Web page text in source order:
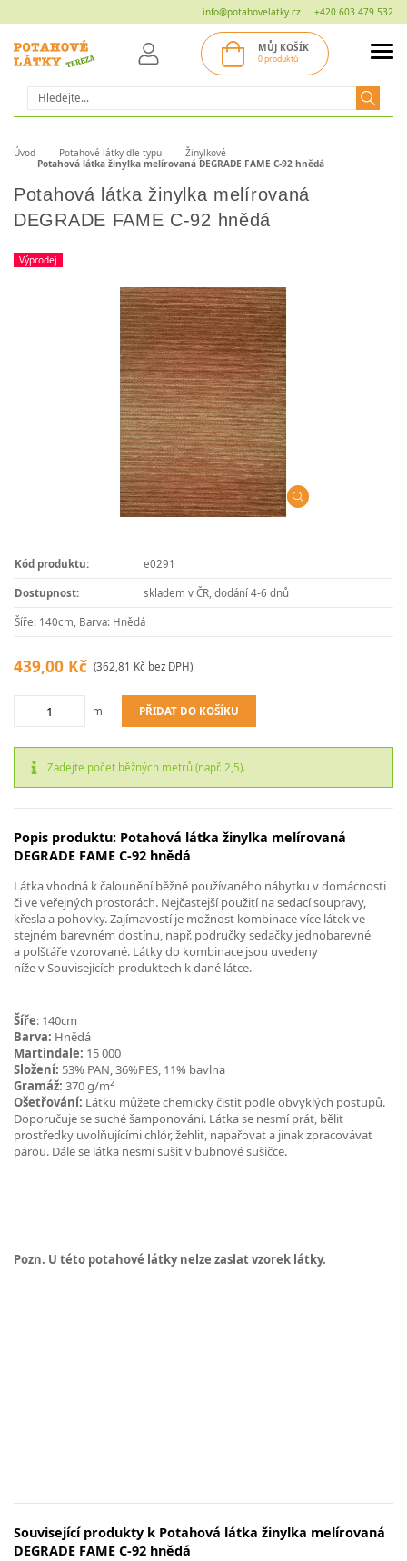
info@potahovelatky.cz +420 603 479 532
Hledat
MŮJ KOŠÍK
0 produktů
Úvod Potahové látky dle typu
Žinylkové
Potahová látka žinylka melírovaná DEGRADE FAME C-92 hnědá
Potahová látka žinylka melírovaná
DEGRADE FAME C-92 hnědá
Výprodej
Kód produktu: e0291
Dostupnost: skladem v ČR, dodání 4-6 dnů
Šíře: 140cm, Barva: Hnědá
439,00 Kč (362,81 Kč bez DPH)
m PŘIDAT DO KOŠÍKU
Zadejte počet běžných metrů (např. 2,5).
Popis produktu: Potahová látka žinylka melírovaná
DEGRADE FAME C-92 hnědá
Látka vhodná k čalounění běžně používaného nábytku v domácnosti
či ve veřejných prostorách. Nejčastejší použití na sedací soupravy,
křesla a pohovky. Zajímavostí je možnost kombinace více látek ve
stejném barevném dostínu, např. područky sedačky jednobarevné
a polštáře vzorované. Látky do kombinace jsou uvedeny
níže v Souvisejících produktech k dané látce.
Šíře: 140cm
Barva: Hnědá
Martindale: 15 000
Složení: 53% PAN, 36%PES, 11% bavlna
Gramáž: 370 g/m2
Ošetřování: Látku můžete chemicky čistit podle obvyklých postupů.
Doporučuje se suché šamponování. Látka se nesmí prát, bělit
prostředky uvolňujícími chlór, žehlit, napařovat a jinak zpracovávat
párou. Dále se látka nesmí sušit v bubnové sušičce.
Pozn. U této potahové látky nelze zaslat vzorek látky.
Související produkty k Potahová látka žinylka melírovaná
DEGRADE FAME C-92 hnědá